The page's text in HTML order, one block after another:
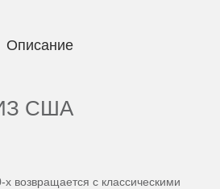
Описание
США
х возвращается с классическими